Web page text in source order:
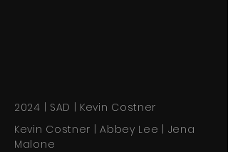
2024 | SAD | Kevin Costner
Kevin Costner | Abbey Lee | Jena
Malone